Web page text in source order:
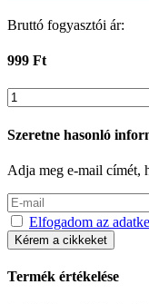
Bruttó fogyasztói ár:
999 Ft
Szeretne hasonló
Adja meg e-mail címét,
Elfogadom az
Kérem a cikkeket
Termék értékelése